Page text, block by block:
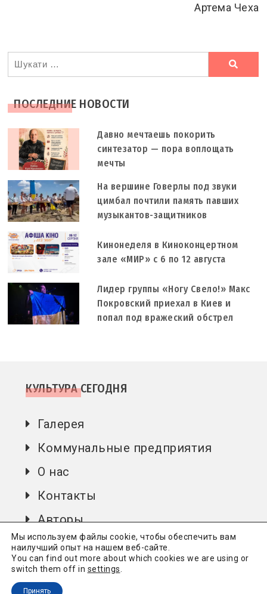
Артема Чеха
Ви
шукали
ПОСЛЕДНИЕ НОВОСТИ
Давно мечтаешь покорить
синтезатор — пора воплощать
мечты
На вершине Говерлы под звуки
цимбал почтили память павших
музыкантов-защитников
Кинонеделя в Киноконцертном
зале «МИР» с 6 по 12 августа
Лидер группы «Ногу Свело!» Макс
Покровский приехал в Киев и
попал под вражеский обстрел
КУЛЬТУРА СЕГОДНЯ
Галерея
Коммунальные предприятия
О нас
Контакты
Авторы
Культура сьогодні
Мы используем файлы cookie, чтобы обеспечить вам
наилучший опыт на нашем веб-сайте.
You can find out more about which cookies we are using or
switch them off in settings
Принять